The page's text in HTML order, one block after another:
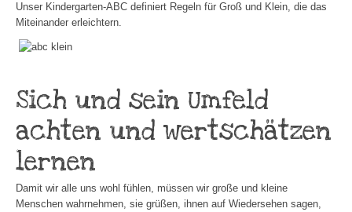
Unser Kindergarten-ABC definiert Regeln für Groß und Klein, die das
Miteinander erleichtern.
Sich und sein Umfeld
achten und wertschätzen
lernen
Damit wir alle uns wohl fühlen, müssen wir große und kleine
Menschen wahrnehmen, sie grüßen, ihnen auf Wiedersehen sagen,